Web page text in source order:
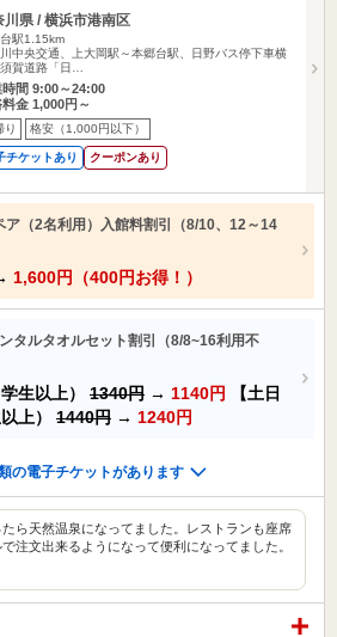
川県 / 横浜市港南区
駅1.15km
中央交通、上大岡駅～本郷台駅、日野バス停下車横
賀道路「日…
時間 9:00～24:00
料金 1,000円～
り 格安（1,000円以下）
チケットあり クーポンあり
ア（2名利用）入館料割引（8/10、12～14
1,600円（400円お得！）
タルタオルセット割引（8/8~16利用不
生以上） 1340円 → 1140円
【土日
上） 1440円 → 1240円
の電子チケットがあります
ら天然温泉になってました。レストランも座席
注文出来るようになって便利になってました。